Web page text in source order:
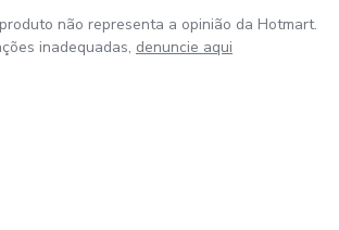
escola online: constituir-se como o líder
do Ensino e da Informação Musical no
não representa a opinião da Hotmart.
inadequadas, denuncie aqui